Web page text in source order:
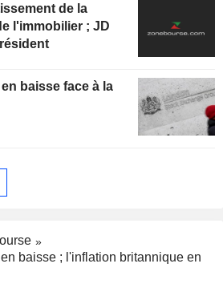
de la
l'immobilier ; JD
baisse face à la
baisse ; l'inflation britannique en